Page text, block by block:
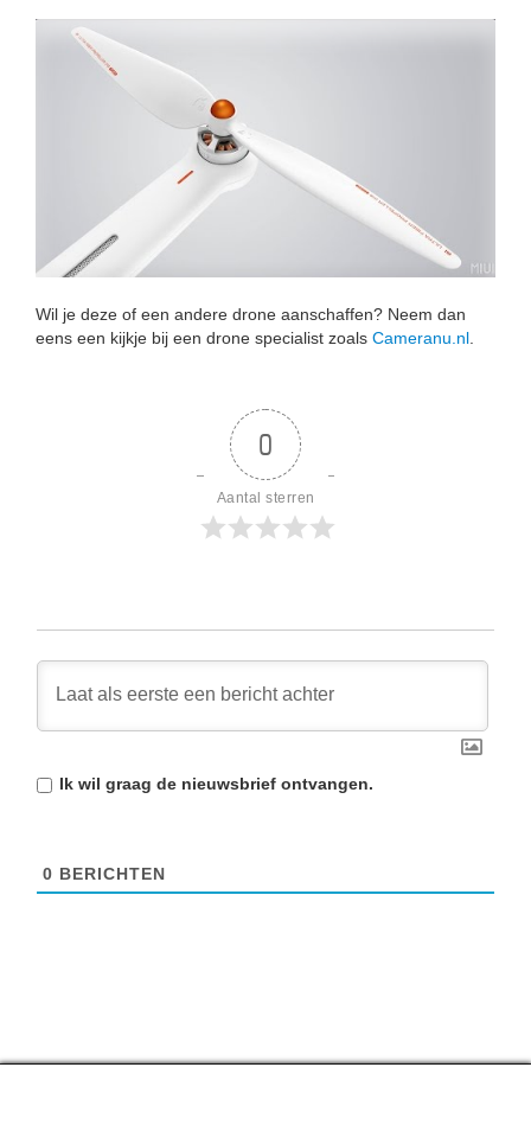
Wil je deze of een andere drone aanschaffen? Neem dan
eens een kijkje bij een drone specialist zoals Cameranu.nl.
0
Aantal sterren
Ik wil graag de nieuwsbrief ontvangen.
0 BERICHTEN